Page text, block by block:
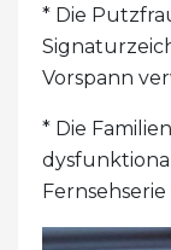
* Die
Vorspann
* Die